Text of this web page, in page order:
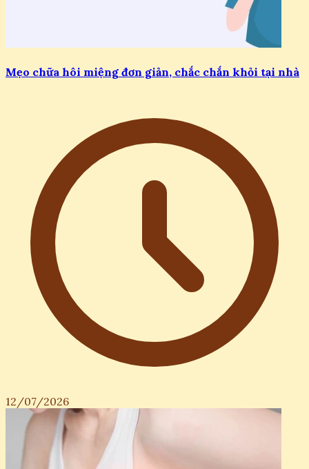
Mẹo chữa hôi miệng đơn giản, chắc chắn khỏi tại nhà
12/07/2026